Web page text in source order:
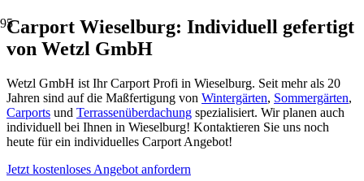
Carport Wieselburg: Individuell gefertigt
von Wetzl GmbH
Wetzl GmbH ist Ihr Carport Profi in Wieselburg. Seit mehr als 20
Jahren sind auf die Maßfertigung von Wintergärten, Sommergärten,
Carports und Terrassenüberdachung spezialisiert. Wir planen auch
individuell bei Ihnen in Wieselburg! Kontaktieren Sie uns noch
heute für ein individuelles Carport Angebot!
Jetzt kostenloses Angebot anfordern